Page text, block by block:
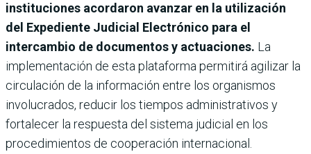
instituciones acordaron avanzar en la utilización
del Expediente Judicial Electrónico para el
intercambio de documentos y actuaciones. La
implementación de esta plataforma permitirá agilizar la
circulación de la información entre los organismos
involucrados, reducir los tiempos administrativos y
fortalecer la respuesta del sistema judicial en los
procedimientos de cooperación internacional.